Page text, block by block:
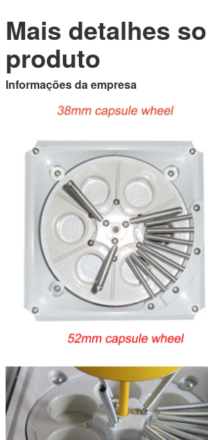
Mais detalhes
produto
Informações da empresa